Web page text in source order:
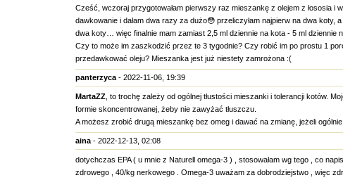
Cześć, wczoraj przygotowałam pierwszy raz mieszankę z olejem z łososia i
dawkowanie i dałam dwa razy za dużo😳 przeliczyłam najpierw na dwa koty,
dwa koty… więc finalnie mam zamiast 2,5 ml dziennie na kota - 5 ml dziennie
Czy to może im zaszkodzić przez te 3 tygodnie? Czy robić im po prostu 1
przedawkować oleju? Mieszanka jest już niestety zamrożona :(
panterzyca- 2022-11-06, 19:39
MartaZZ, to trochę zależy od ogólnej tłustości mieszanki i tolerancji kotów.
formie skoncentrowanej, żeby nie zawyżać tłuszczu.
A możesz zrobić drugą mieszankę bez omeg i dawać na zmianę, jeżeli ogólnie
aina- 2022-12-13, 02:08
dotychczas EPA ( u mnie z Naturell omega-3 ) , stosowałam wg tego , co
zdrowego , 40/kg nerkowego . Omega-3 uważam za dobrodziejstwo , więc